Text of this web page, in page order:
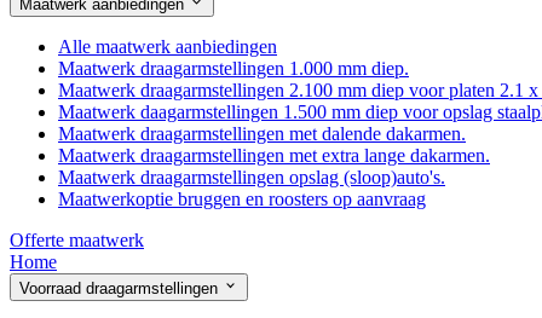
Maatwerk aanbiedingen
Alle maatwerk aanbiedingen
Maatwerk draagarmstellingen 1.000 mm diep.
Maatwerk draagarmstellingen 2.100 mm diep voor platen 2.1 x
Maatwerk daagarmstellingen 1.500 mm diep voor opslag
Maatwerk draagarmstellingen met dalende dakarmen.
Maatwerk draagarmstellingen met extra lange dakarmen.
Maatwerk draagarmstellingen opslag (sloop)auto's.
Maatwerkoptie bruggen en roosters op aanvraag
Offerte maatwerk
Home
Voorraad draagarmstellingen